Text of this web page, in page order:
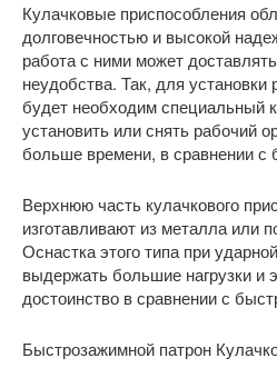
Кулачковые приспособления
долговечностью и высокой
работа с ними может
неудобства. Так, для установки
будет необходим специальный
установить или снять рабочий
больше времени, в сравнении
Верхнюю часть кулачкового
изготавливают из металла или
Оснастка этого типа при
выдержать большие нагрузки и
достоинство в сравнении с
Быстрозажимной патрон